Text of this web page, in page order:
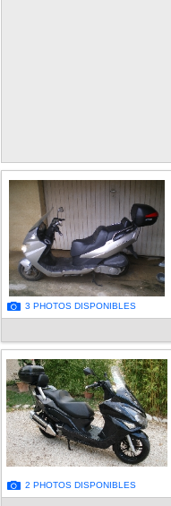
3 PHOTOS DISPONIBLES
2 PHOTOS DISPONIBLES